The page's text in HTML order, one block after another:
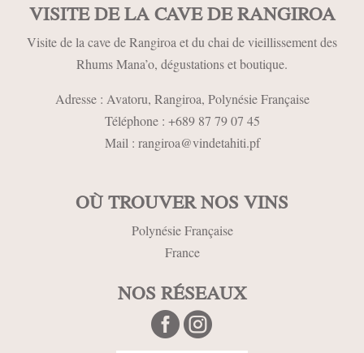
VISITE DE LA CAVE DE RANGIROA
Visite de la cave de Rangiroa et du chai de vieillissement des
Rhums Mana’o, dégustations et boutique.
Adresse : Avatoru, Rangiroa, Polynésie Française
Téléphone : +689 87 79 07 45
Mail : rangiroa@vindetahiti.pf
OÙ TROUVER NOS VINS
Polynésie Française
France
NOS RÉSEAUX
